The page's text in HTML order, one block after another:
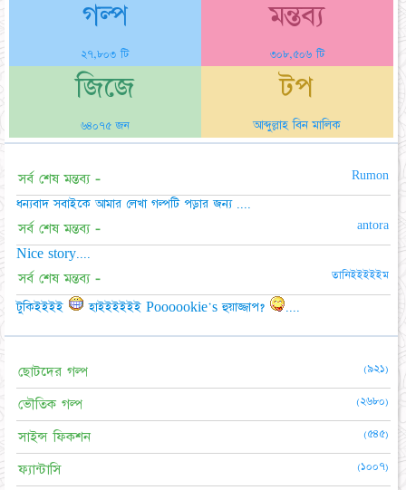
গল্প
২৭,৮০৩ টি
মন্তব্য
৩০৮,৫০৬ টি
জিজে
৬৪০৭৫ জন
টপ
আব্দুল্লাহ বিন মালিক
সর্ব শেষ মন্তব্য - Rumon
ধন্যবাদ সবাইকে আমার লেখা গল্পটি পড়ার জন্য ....
সর্ব শেষ মন্তব্য - antora
Nice story....
সর্ব শেষ মন্তব্য - তানিইইইইইম
টুকিইইইই হাইইইইইই Poooookie's হুয়াজ্জাপ?
ছোটদের গল্প (৯২১)
ভৌতিক গল্প (২৬৮০)
সাইন্স ফিকশন (৫৪৫)
ফ্যান্টাসি (১০০৭)